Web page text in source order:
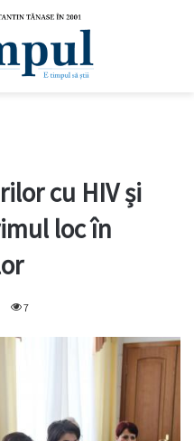
cu HIV și
loc în
7